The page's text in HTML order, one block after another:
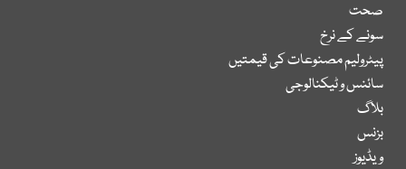
صحت
سونے کے نرخ
پیٹرولیم مصنوعات کی قیمتیں
سائنس و ٹیکنالوجی
بلاگ
بزنس
ویڈیوز